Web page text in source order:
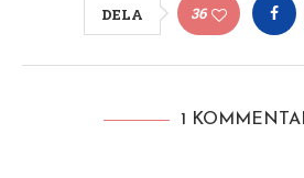
DELA 36
1